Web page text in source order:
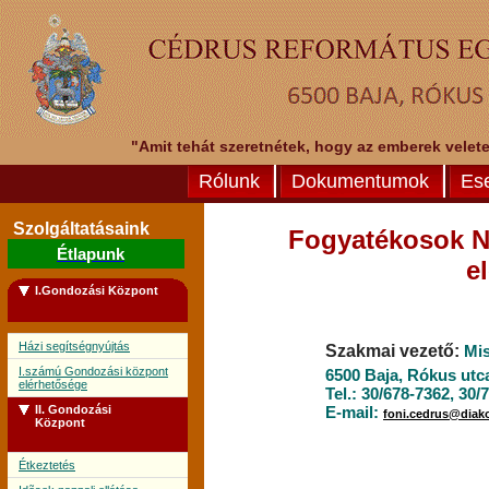
"Amit tehát szeretnétek, hogy az emberek
Rólunk Dokumentumok
Szolgáltatásaink
Étlapunk
I.Gondozási Központ
Házi segítségnyújtás
I.számú Gondozási központ
elérhetősége
II. Gondozási
Központ
Étkeztetés
Fogyatékosok
Szakmai vezető:
6500 Baja, Rókus
Tel.: 30/678-7362, 30/
E-mail: